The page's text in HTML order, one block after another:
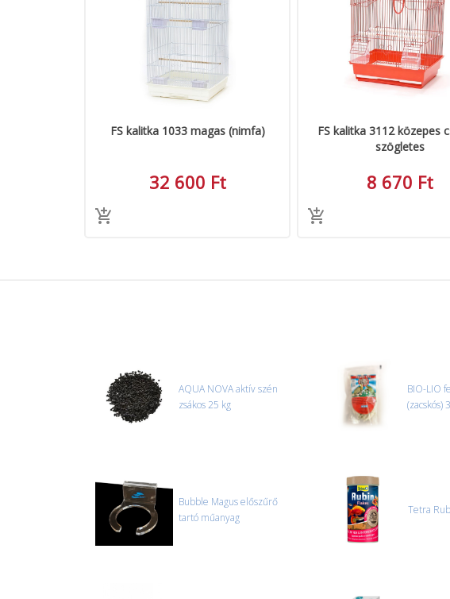
FS kalitka 1033 magas (nimfa)
32 600 Ft
FS kalitka 3112 közepes
szögletes
8 670 Ft
AQUA NOVA aktív szén
zsákos 25 kg
BIO-LIO
(zacskós)
Bubble Magus előszűrő
tartó műanyag
Tetra